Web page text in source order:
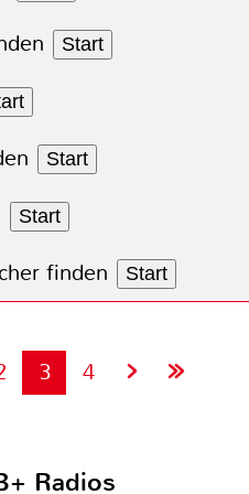
Start
Start
Start
finden Start
3 4
Radios